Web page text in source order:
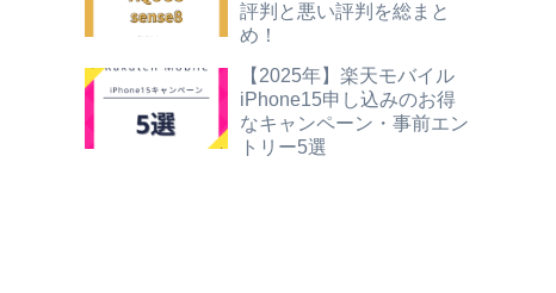
評判と悪い評判を総まと
め！
【2025年】楽天モバイル
iPhone15申し込みのお得
なキャンペーン・事前エン
トリー5選